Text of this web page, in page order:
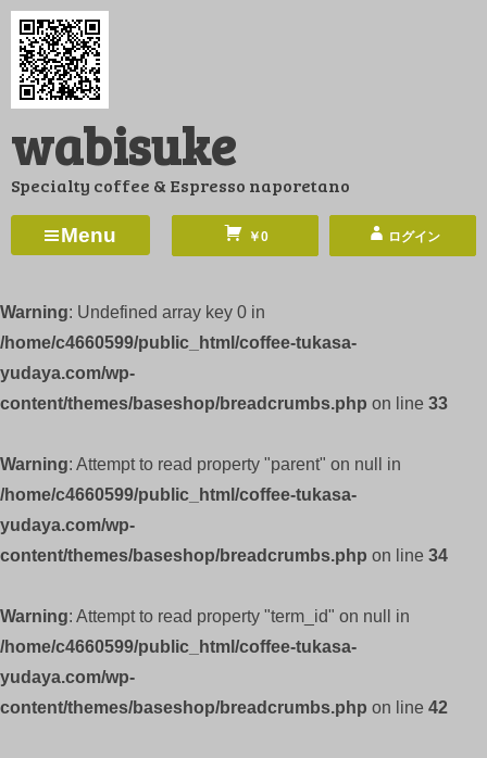
コ
ン
ツ
ス
ッ
wabisuke
Specialty coffee & Espresso naporetano
Menu ￥0 ログイン
Warning: Undefined array key 0 in
/home/c4660599/public_html/coffee-tukasa-
yudaya.com/wp-
content/themes/baseshop/breadcrumbs.php on line 33
Warning: Attempt to read property "parent" on null in
/home/c4660599/public_html/coffee-tukasa-
yudaya.com/wp-
content/themes/baseshop/breadcrumbs.php on line 34
Warning: Attempt to read property "term_id" on null in
/home/c4660599/public_html/coffee-tukasa-
yudaya.com/wp-
content/themes/baseshop/breadcrumbs.php on line 42